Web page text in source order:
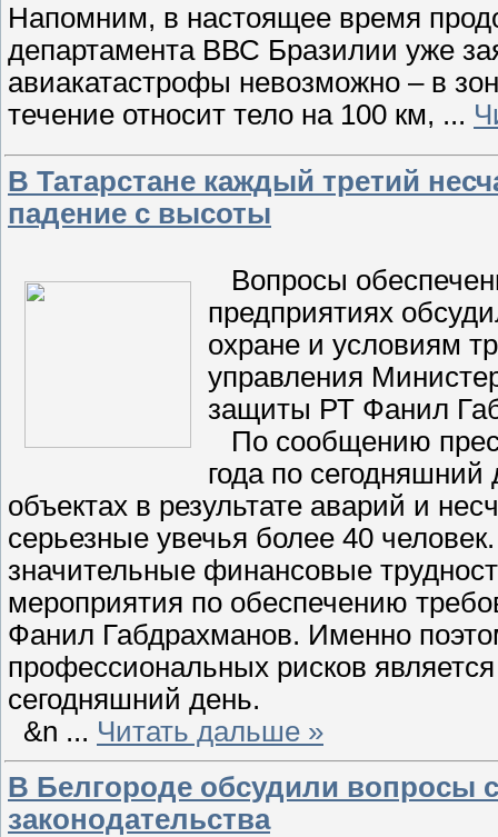
Напомним, в настоящее время
департамента ВВС Бразилии уже
авиакатастрофы невозможно – в
течение относит тело на 100 км, ...
В Татарстане каждый третий
падение с высоты
Вопросы
предприятиях
охране и условиям
управления
защиты РТ Фанил
По сообщению
года по
объектах в результате аварий и
серьезные увечья более 40
значительные финансовые
мероприятия по обеспечению
Фанил Габдрахманов. Именно
профессиональных рисков
сегодняшний день.
&n ... Читать дальше »
В Белгороде обсудили вопросы
законодательства